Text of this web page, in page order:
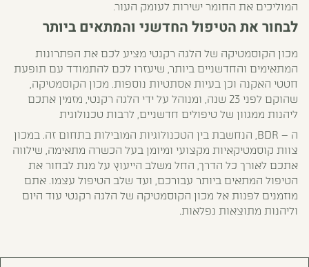
המוליכים את החומר ישירות לעומק העור.
לבחור את הטיפול החדשני והמתאים ביותר
מכון הקוסמטיקה של הלגה רקנטי מציע לכם את הפתרונות
המתאימים והחדשניים ביותר, שיעזרו לכם להתמודד עם תופעת
חטטי האקנה וכן בעיות אסתטיות נוספות. מכון הקוסמטיקה,
שהוקם לפני 23 שנה, ומנוהל על ידי הלגה רקנטי, מזמין אתכם
ליהנות ממגוון של טיפולים חדשניים, לרבות טכנולוגית
ה – BDR, הנחשבת בין הטכנולוגיות המובילות בתחום זה. במכון
צוות קוסמטיקאיות מקצועי ומיומן בעל הכשרה מתאימה, שילווה
אתכם לאורך כל הדרך, החל משלב הייעוץ על מנת לבחור את
הטיפול המתאים ביותר עבורכם, ועד שלב הטיפול עצמו. אתם
מוזמנים לפנות אל מכון הקוסמטיקה של הלגה רקנטי עוד היום
וליהנות מתוצאות נפלאות.